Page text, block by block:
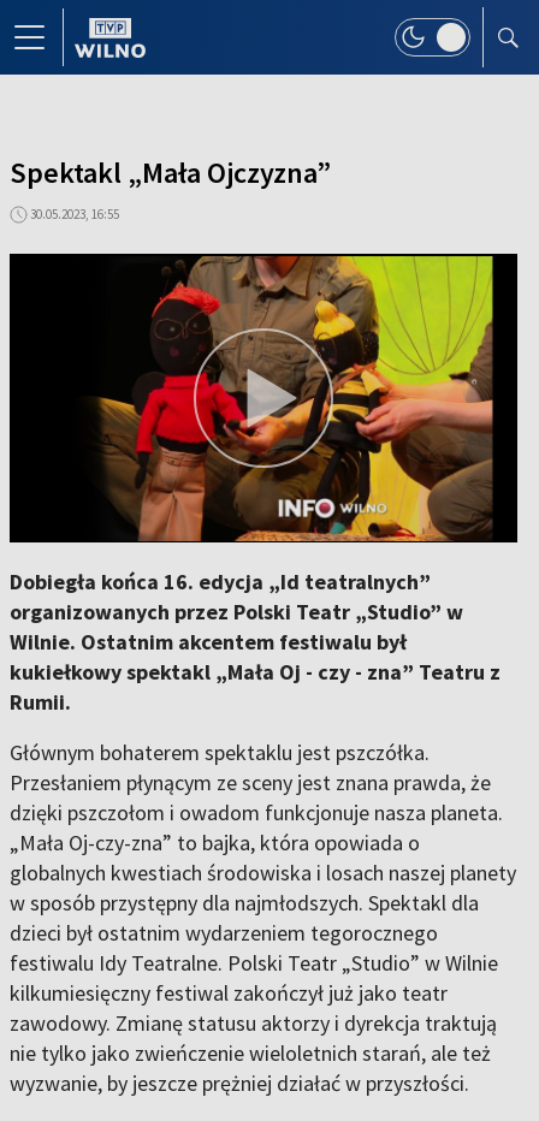
Spektakl „Mała Ojczyzna”
30.05.2023, 16:55
Dobiegła końca 16. edycja „Id teatralnych”
organizowanych przez Polski Teatr „Studio” w
Wilnie. Ostatnim akcentem festiwalu był
kukiełkowy spektakl „Mała Oj - czy - zna” Teatru z
Rumii.
Głównym bohaterem spektaklu jest pszczółka.
Przesłaniem płynącym ze sceny jest znana prawda, że
dzięki pszczołom i owadom funkcjonuje nasza planeta.
„Mała Oj-czy-zna” to bajka, która opowiada o
globalnych kwestiach środowiska i losach naszej planety
w sposób przystępny dla najmłodszych. Spektakl dla
dzieci był ostatnim wydarzeniem tegorocznego
festiwalu Idy Teatralne. Polski Teatr „Studio” w Wilnie
kilkumiesięczny festiwal zakończył już jako teatr
zawodowy. Zmianę statusu aktorzy i dyrekcja traktują
nie tylko jako zwieńczenie wieloletnich starań, ale też
wyzwanie, by jeszcze prężniej działać w przyszłości.